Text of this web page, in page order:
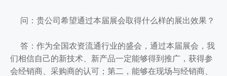
问：贵公司希望通过本届展会取得什么样的展出效果？
答：作为全国农资流通行业的盛会，通过本届展会，我
们相信自己的新技术、新产品一定能够得到推广，获得参
会经销商、采购商的认可；第二，能够在现场与经销商、